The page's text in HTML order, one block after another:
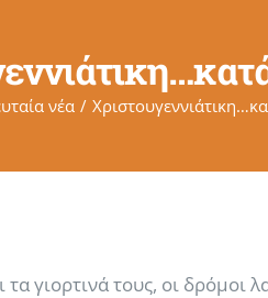
νέα
γιορτινά τους, οι